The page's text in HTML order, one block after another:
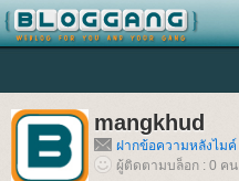
mangkhud
ฝากข้อความหลังไมค์
ผู้ติดตามบล็อก : 0 คน